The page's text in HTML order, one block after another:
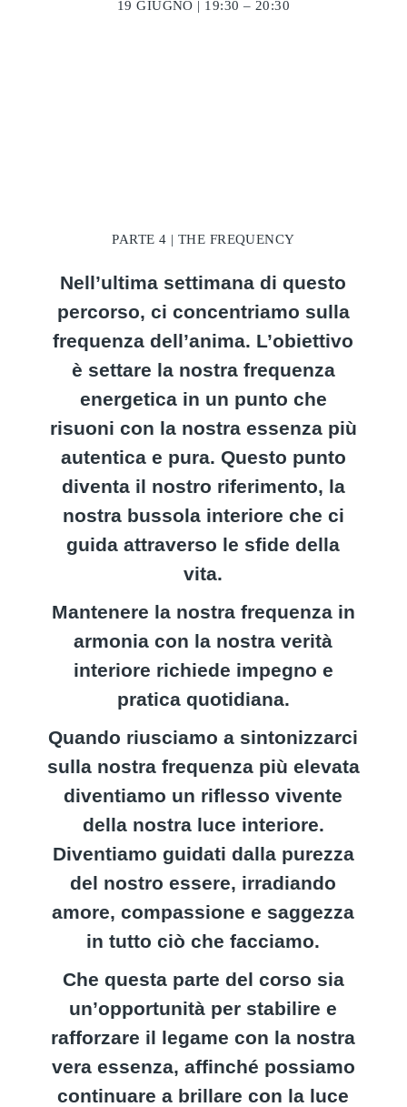
19 GIUGNO | 19:30 – 20:30
PARTE 4 | THE FREQUENCY
Nell’ultima settimana di questo
percorso, ci concentriamo sulla
frequenza dell’anima. L’obiettivo
è settare la nostra frequenza
energetica in un punto che
risuoni con la nostra essenza più
autentica e pura. Questo punto
diventa il nostro riferimento, la
nostra bussola interiore che ci
guida attraverso le sfide della
vita.
Mantenere la nostra frequenza in
armonia con la nostra verità
interiore richiede impegno e
pratica quotidiana.
Quando riusciamo a sintonizzarci
sulla nostra frequenza più elevata
diventiamo un riflesso vivente
della nostra luce interiore.
Diventiamo guidati dalla purezza
del nostro essere, irradiando
amore, compassione e saggezza
in tutto ciò che facciamo.
Che questa parte del corso sia
un’opportunità per stabilire e
rafforzare il legame con la nostra
vera essenza, affinché possiamo
continuare a brillare con la luce